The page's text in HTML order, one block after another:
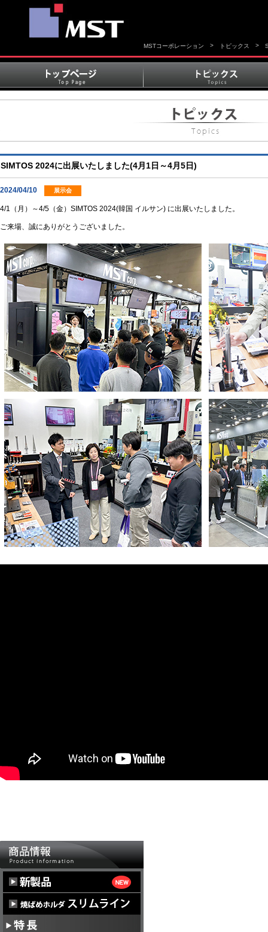
MSTコーポレーション > トピックス >
SIMTOS 2024に出展いたしました(4月1日～4月5日)
2024/04/10 展示会
4/1（月）～4/5（金）SIMTOS 2024(韓国 イルサン) に出展いたしました。
ご来場、誠にありがとうございました。